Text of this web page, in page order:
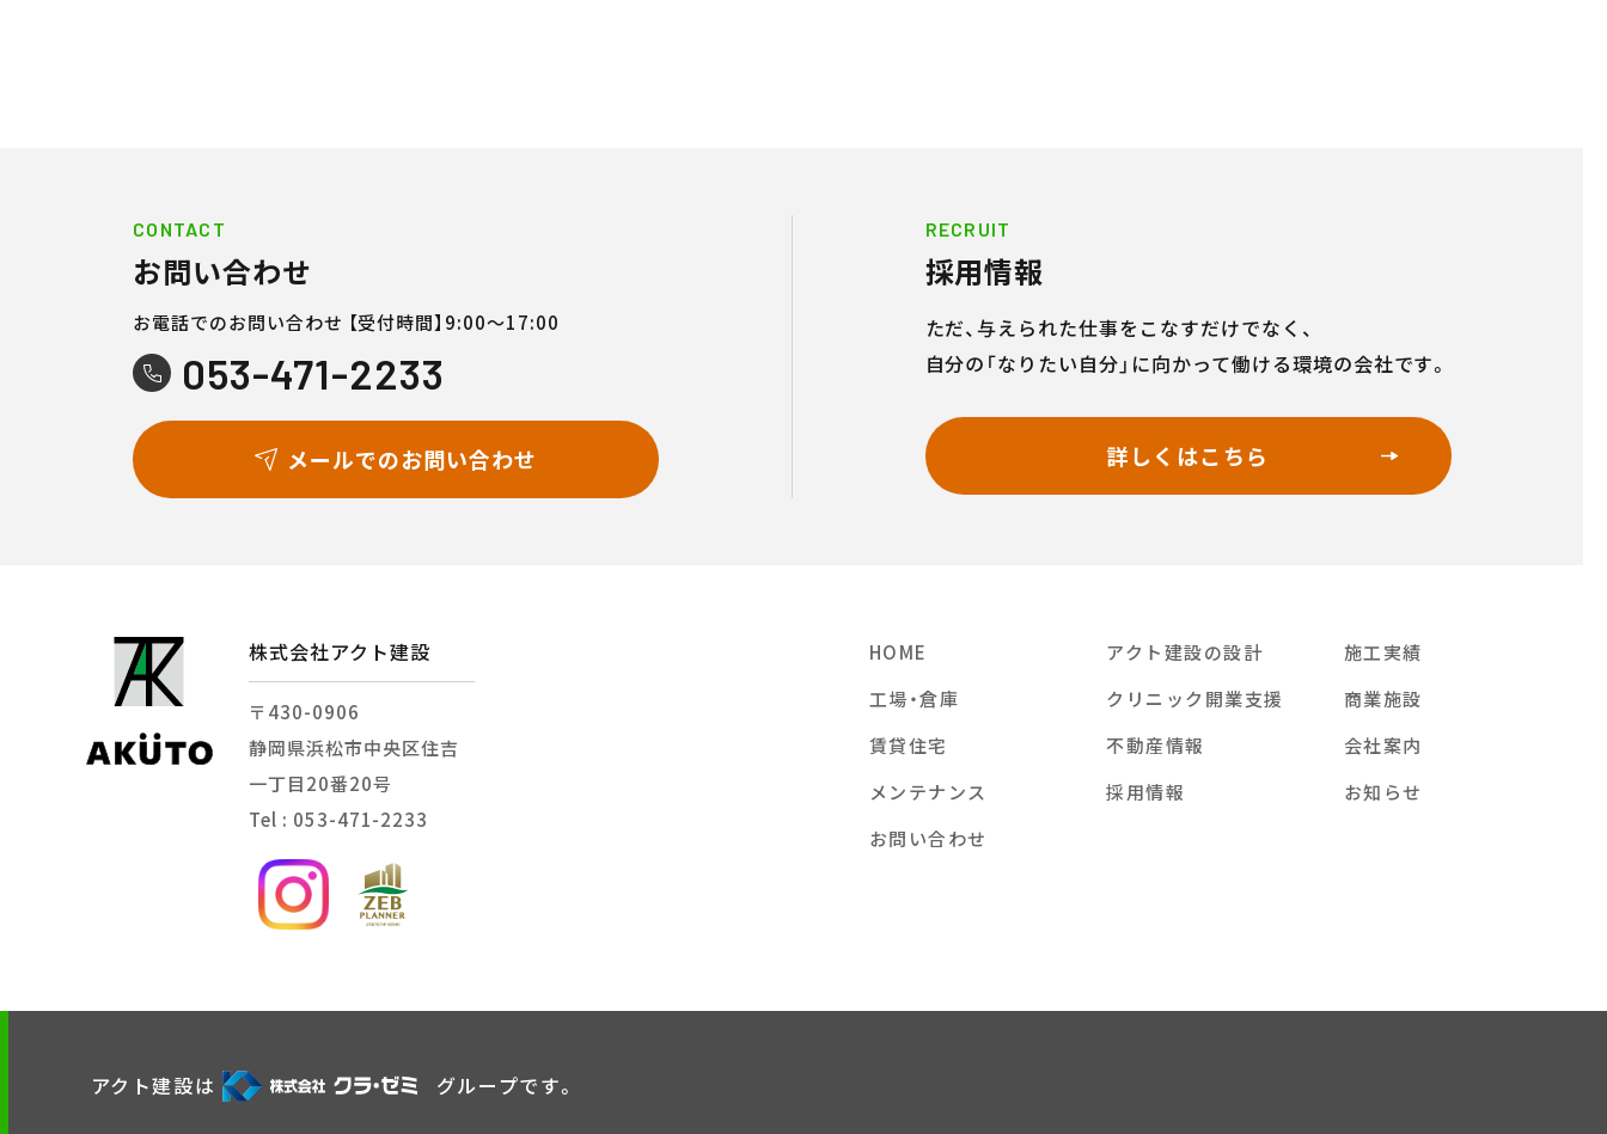
CONTACT
お問い合わせ
お電話でのお問い合わせ 【受付時間】9:00〜17:00
053-471-2233
メールでのお問い合わせ
RECRUIT
採用情報
ただ、与えられた仕事をこなすだけでなく、
自分の「なりたい自分」に向かって働ける環境の会社です。
詳しくはこちら
株式会社アクト建設
〒430-0906
静岡県浜松市中央区住吉
一丁目20番20号
Tel : 053-471-2233
HOME アクト建設の設計
施工実績
工場・倉庫
クリニック開業支援
商業施設
賃貸住宅
不動産情報
会社案内
メンテナンス
採用情報
お知らせ
お問い合わせ
アクト建設は グループです。